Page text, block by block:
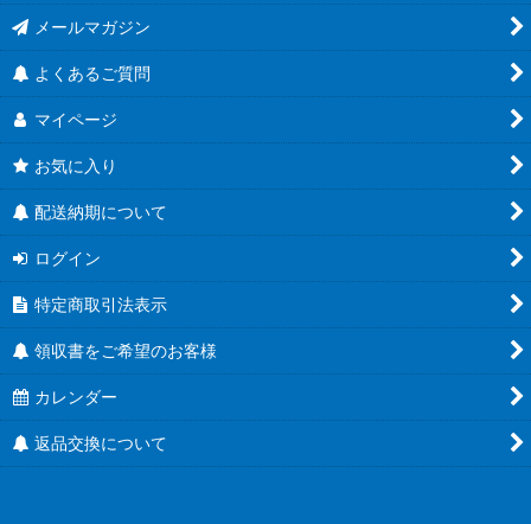
メールマガジン
よくあるご質問
マイページ
お気に入り
配送納期について
ログイン
特定商取引法表示
領収書をご希望のお客様
カレンダー
返品交換について